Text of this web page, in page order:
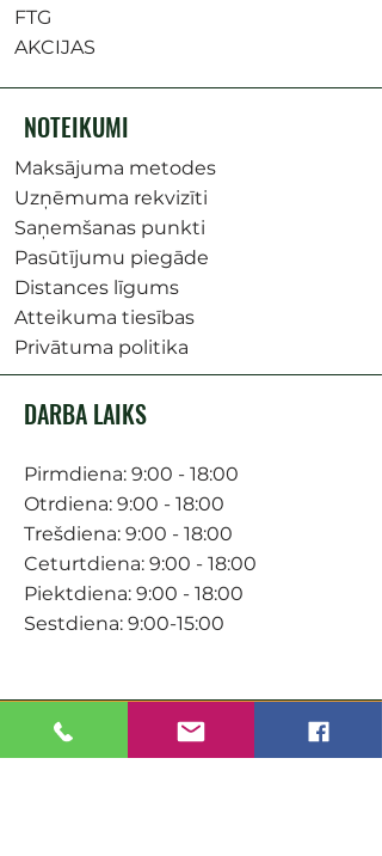
FTG
AKCIJAS
NOTEIKUMI
Maksājuma metodes
Uzņēmuma rekvizīti
Saņemšanas punkti
Pasūtījumu piegāde
Distances līgums
Atteikuma tiesības
Privātuma politika
DARBA LAIKS
Pirmdiena: 9:00 - 18:00
Otrdiena: 9:00 - 18:00
Trešdiena: 9:00 - 18:00
Ceturtdiena: 9:00 - 18:00
Piektdiena: 9:00 - 18:00
Sestdiena: 9:00-15:00
KONTAKTI